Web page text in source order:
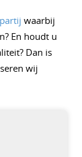
waarbij
En houdt u
Dan is
wij